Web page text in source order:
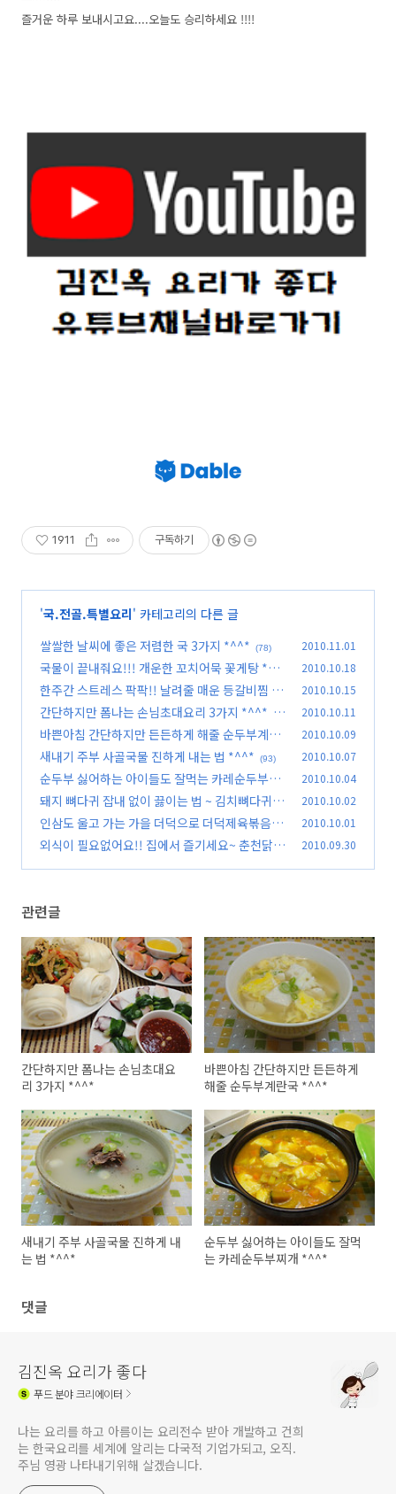
즐거운 하루 보내시고요....오늘도 승리하세요 !!!!
1911 구독하기
'국.전골.특별요리' 카테고리의 다른 글
쌀쌀한 날씨에 좋은 저렴한 국 3가지 *^^*
(78) 2010.11.01
국물이 끝내줘요!!! 개운한 꼬치어묵 꽃게탕 *^^
*
(94)
2010.10.18
한주간 스트레스 팍팍!! 날려줄 매운 등갈비찜 *^
^*
(120)
2010.10.15
간단하지만 폼나는 손님초대요리 3가지 *^^*
(1
23)
2010.10.11
바쁜아침 간단하지만 든든하게 해줄 순두부계란
국 *^^* (71)
2010.10.09
새내기 주부 사골국물 진하게 내는 법 *^^* (93) 2010.10.07
순두부 싫어하는 아이들도 잘먹는 카레순두부찌
개 *^^* (109)
2010.10.04
돼지 뼈다귀 잡내 없이 끓이는 법 ~ 김치뼈다귀탕
*^^* (5)
2010.10.02
인삼도 울고 가는 가을 더덕으로 더덕제육볶음 *
^^*
(79)
2010.10.01
외식이 필요없어요!! 집에서 즐기세요~ 춘천닭갈
2010.09.30
관련글
간단하지만 폼나는 손님초대요
리 3가지 *^^*
바쁜아침 간단하지만 든든하게
해줄 순두부계란국 *^^*
새내기 주부 사골국물 진하게 내
는 법 *^^*
순두부 싫어하는 아이들도 잘먹
는 카레순두부찌개 *^^*
댓글
김진옥 요리가 좋다
푸드분야 크리에이터
나는 요리를 하고 아름이는 요리전수 받아 개발하고 건희
는 한국요리를 세계에 알리는 다국적 기업가되고, 오직.
주님 영광 나타내기위해 살겠습니다.